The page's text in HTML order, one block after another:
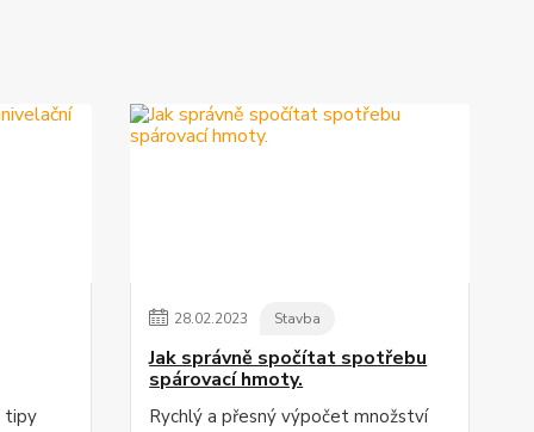
tipy
28.02.2023 Stavba
Jak správně spočítat spotřebu
spárovací hmoty.
Rychlý a přesný výpočet množství